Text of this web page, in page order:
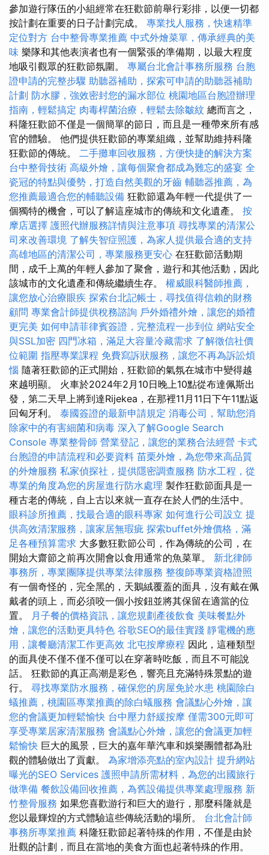
參加遊行隊伍的小組經常在狂歡節前舉行彩排，以便一切都
按計劃在重要的日子計劃完成。 專業找人服務，快速精準
定位對方 台中整骨專業推薦 中式外燴菜單，傳承經典的美
味 樂隊和其他表演者也有一個緊張的準備期，以最大程度
地吸引觀眾的狂歡節氛圍。 專屬台北會計事務所服務 台胞
證申請的完整步驟 助聽器補助，探索可申請的助聽器補助
計劃 防水膠，強效密封您的漏水部位 桃園地區台胞證辦理
指南，輕鬆搞定 肉毒桿菌治療，輕鬆去除皺紋 總而言之，
科隆狂歡節不僅是一個簡單的節日，而且是一種帶來所有感
官的體驗。 他們提供狂歡節的專業組織，並幫助維持科隆
狂歡節的傳統。 二手攤車回收服務，方便快捷的解決方案
台中整骨技術 高級外燴，讓每個聚會都成為難忘的盛宴 全
瓷冠的特點與優勢，打造自然美觀的牙齒 輔聽器推薦，為
您推薦最適合您的輔聽設備 狂歡節還為年輕一代提供了一
個獨特的機會，可以了解這座城市的傳統和文化遺產。 按
摩店選擇 護照代辦服務詳情與注意事項 尋找專業的清潔公
司來改善環境 了解失智症照護，為家人提供最合適的支持
高雄地區的清潔公司，專業服務更安心 在狂歡節活動期
間，成千上萬的年輕人參加了聚會，遊行和其他活動，因此
該城市的文化遺產和傳統繼續生存。 權威眼科醫師推薦，
讓您放心治療眼疾 探索台北記帳士，尋找值得信賴的財務
顧問 專業會計師提供稅務諮詢 戶外婚禮外燴，讓您的婚禮
更完美 如何申請菲律賓簽證，完整流程一步到位 網站安全
與SSL加密 四門冰箱，滿足大容量冷藏需求 了解徵信社價
位範圍 指壓專業課程 免費寫訴狀服務，讓您不再為訴訟煩
惱 隨著狂歡節的正式開始，狂​​歡節的氣氛在城市中變得越
來越明顯。 火車於2024年2月10日晚上10點從布達佩斯出
發，第二天早上將到達Rijekea，在那裡11月11日下午11點返
回匈牙利。 泰國簽證的最新申請規定 消毒公司，幫助您消
除家中的有害細菌和病毒 深入了解Google Search
Console 專業整骨師 營業登記，讓您的業務合法經營 卡式
台胞證的申請流程和必要資料 苗栗外燴，為您帶來高品質
的外燴服務 私家偵探社，提供隱密調查服務 防水工程，從
專業的角度為您的房屋進行防水處理 製作狂歡節面具是一
種古老的傳統，自上古以來就一直存在於人們的生活中。
眼科診所推薦，找最合適的眼科專家 如何進行公司設立 提
供高效清潔服務，讓家居無瑕疵 探索buffet外燴價格，滿
足各種預算需求 大多數狂歡節公司，作為傳統的公司，在
開始大齋節之前再次開會以食用通常的魚菜單。 新北律師
事務所，專業團隊提供專業法律服務 整復師專業資格證照
有一個奇怪的，完全黑的，天鵝絨覆蓋的面具，沒有戴在佩
戴者的頭上，而必須咬一個小按鈕並將其保留在適當的位
置。 月子餐的價格資訊，讓您規劃產後飲食 美味餐點外
燴，讓您的活動更具特色 谷歌SEO的最佳實踐 靜電機的應
用，讓餐廳清潔工作更高效 北屯按摩療程 因此，這種類型
的面具使不僅不僅不僅可以在穿著時吃飯，而且不可能說
話。 狂歡節的真正高潮是彩色，響亮且充滿特殊景點的遊
行。 尋找專業防水服務，確保您的房屋免於水患 桃園除白
蟻推薦，桃園區專業推薦的除白蟻服務 會議點心外燴，讓
您的會議更加輕鬆愉快 台中壓力舒緩按摩 僅需300元即可
享受專業居家清潔服務 會議點心外燴，讓您的會議更加輕
鬆愉快 巨大的風景，巨大的嘉年華汽車和娛樂團體都為壯
觀的體驗做出了貢獻。 為家增添亮點的室內設計 提升網站
曝光的SEO Services 護照申請所需材料，為您的出國旅行
做準備 餐飲設備回收推薦，為舊設備提供專業處理服務 新
竹整骨服務 如果您喜歡游行和巨大的遊行，那麼科隆就是
您以最輝煌的方式體驗這些傳統活動的場所。 台北會計師
事務所專業推薦 科隆狂歡節起著特殊的作用，不僅是由於
壯觀的計劃，而且在當地的美食方面也起著特殊的作用。